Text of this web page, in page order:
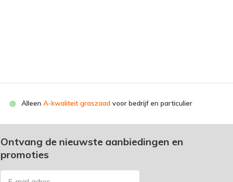
Alleen A-kwaliteit graszaad voor bedrijf en particulier
Ontvang de nieuwste aanbiedingen en
promoties